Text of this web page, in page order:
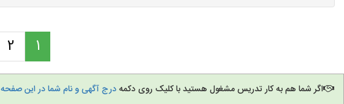
1
2
اگر شما هم به کار تدریس مشغول هستید با کلیک روی دکمهدرج آگهی و نام شما در این صفحه